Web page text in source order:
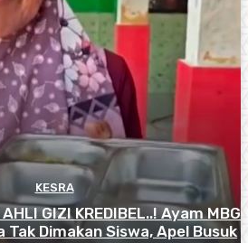
KESRA
GIZI KREDIBEL..! Ayam MBG
Tak Dimakan Siswa, Apel Busuk